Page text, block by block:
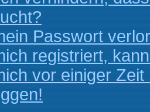
Passwort
registriert,
vor einiger